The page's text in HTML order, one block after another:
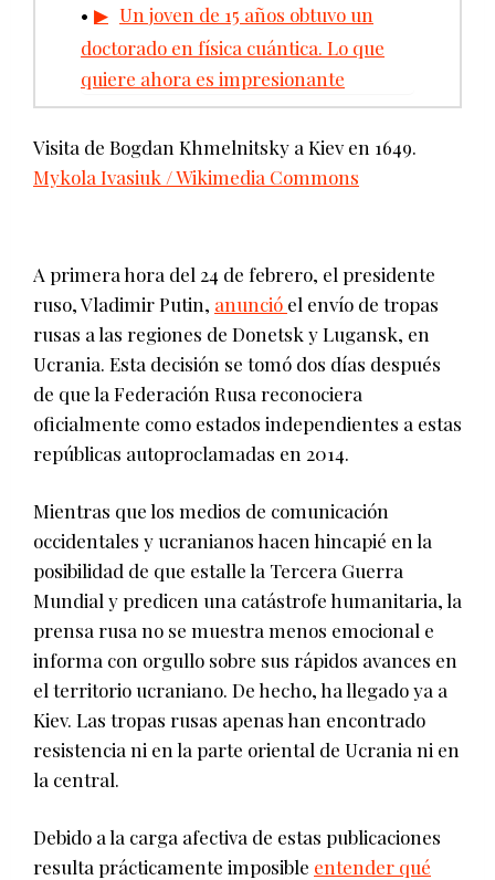
Un joven de 15 años obtuvo un
doctorado en física cuántica. Lo que
quiere ahora es impresionante
Visita de Bogdan Khmelnitsky a Kiev en 1649.
Mykola Ivasiuk / Wikimedia Commons
A primera hora del 24 de febrero, el presidente
ruso, Vladimir Putin, anunció el envío de tropas
rusas a las regiones de Donetsk y Lugansk, en
Ucrania. Esta decisión se tomó dos días después
de que la Federación Rusa reconociera
oficialmente como estados independientes a estas
repúblicas autoproclamadas en 2014.
Mientras que los medios de comunicación
occidentales y ucranianos hacen hincapié en la
posibilidad de que estalle la Tercera Guerra
Mundial y predicen una catástrofe humanitaria, la
prensa rusa no se muestra menos emocional e
informa con orgullo sobre sus rápidos avances en
el territorio ucraniano. De hecho, ha llegado ya a
Kiev. Las tropas rusas apenas han encontrado
resistencia ni en la parte oriental de Ucrania ni en
la central.
Debido a la carga afectiva de estas publicaciones
resulta prácticamente imposible entender qué